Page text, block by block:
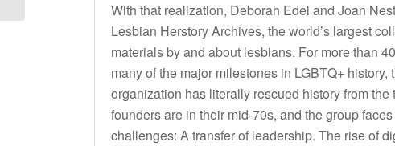
With that realization, Deborah Edel and Joan
Lesbian Herstory Archives, the world’s largest
materials by and about lesbians. For more than
many of the major milestones in LGBTQ+ history,
organization has literally rescued history from the
founders are in their mid-70s, and the group
challenges: A transfer of leadership. The rise of